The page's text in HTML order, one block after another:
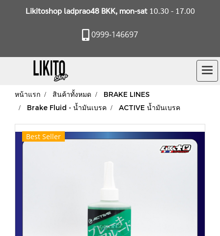
Likitoshop ladprao48 BKK, mon-sat10.30 - 17.00
0999-146697
หน้าแรก สินค้าทั้งหมด
BRAKE LINES
Brake Fluid - น้ำมันเบรค
ACTIVE น้ำมันเบรค
Best Seller